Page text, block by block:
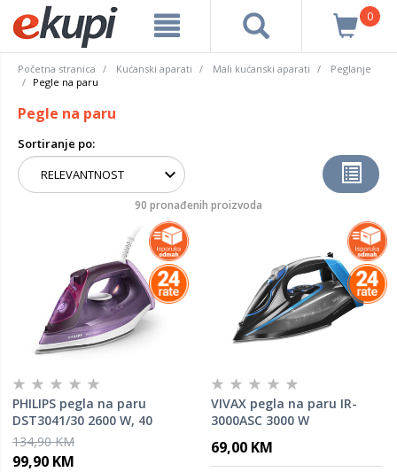
0
Početna stranica Kućanski aparati Mali kućanski aparati
Peglanje
Pegle na paru
Pegle na paru
Sortiranje po:
90 pronađenih proizvoda
PHILIPS pegla na paru
DST3041/30 2600 W, 40
g/min
134,90 KM
99,90 KM
VIVAX pegla na paru IR-
3000ASC 3000 W
69,00 KM